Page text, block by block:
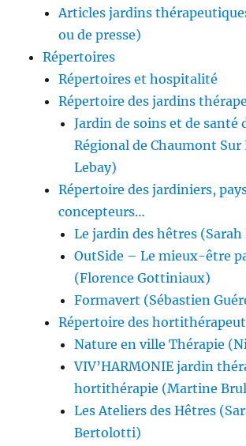
Articles jardins
ou de presse)
Répertoires
Répertoires et hospitalité
Répertoire des jardins
Jardin de soins et de santé
Régional de Chaumont Sur
Lebay)
Répertoire des jardiniers,
concepteurs…
Le jardin des hêtres
OutSide – Le mieux-être
(Florence Gottiniaux)
Formavert (Sébastien
Répertoire des
Nature en ville Thérapie
VIV’HARMONIE jardin
hortithérapie (Martine
Les Ateliers des Hêtres
Bertolotti)